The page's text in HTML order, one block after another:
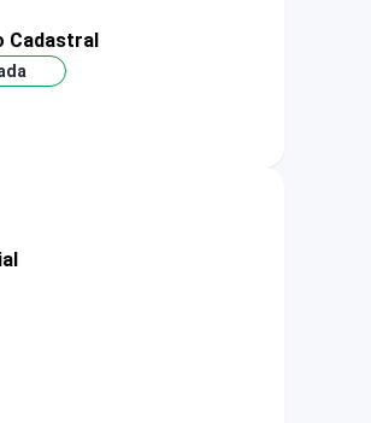
Cadastral